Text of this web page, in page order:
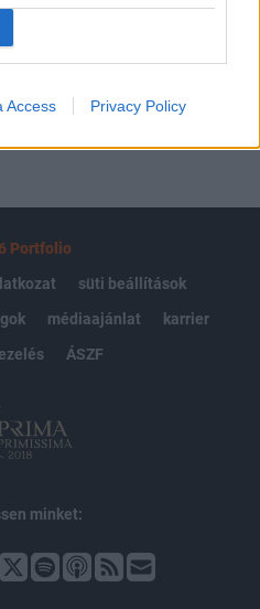
Access Privacy Policy
Portfolio
süti beállítások
médiaajánlat
karrier
ÁSZF
minket: